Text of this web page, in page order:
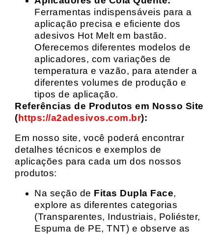
Ferramentas indispensáveis para a
aplicação precisa e eficiente dos
adesivos Hot Melt em bastão.
Oferecemos diferentes modelos de
aplicadores, com variações de
temperatura e vazão, para atender a
diferentes volumes de produção e
tipos de aplicação.
Referências de Produtos em Nosso Site
(https://a2adesivos.com.br):
Em nosso site, você poderá encontrar
detalhes técnicos e exemplos de
aplicações para cada um dos nossos
produtos:
Na seção de Fitas Dupla Face,
explore as diferentes categorias
(Transparentes, Industriais, Poliéster,
Espuma de PE, TNT) e observe as